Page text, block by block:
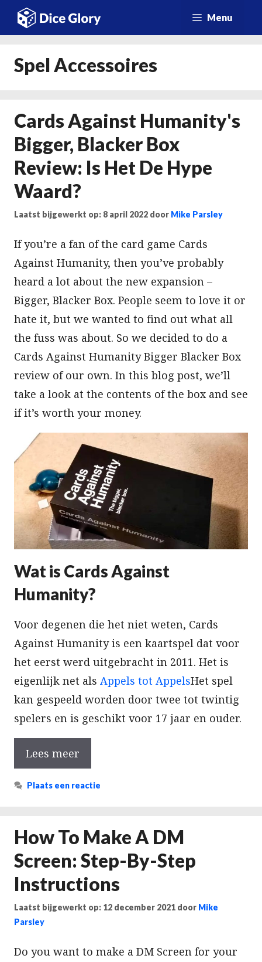
naar
inhoud
Menu
Spel Accessoires
Cards Against Humanity's
Bigger, Blacker Box
Review: Is Het De Hype
Waard?
Laatst bijgewerkt op: 8 april 2022 door Mike Parsley
If you’re a fan of the card game Cards
Against Humanity, then you’ve probably
heard a lot about the new expansion –
Bigger, Blacker Box. People seem to love it or
hate it, but we wanted to find out what all
the fuss was about. So we decided to do a
Cards Against Humanity Bigger Blacker Box
review of our own. In this blog post, we’ll
take a look at the contents of the box and see
if it’s worth your money.
Wat is Cards Against
Humanity?
Voor degenen die het niet weten, Cards
Against Humanity is een kaartspel dat voor
het eerst werd uitgebracht in 2011. Het is
eigenlijk net als Appels tot AppelsHet spel
kan gespeeld worden door twee tot twintig
spelers en is geschikt voor 17 jaar en ouder.
Lees meer
Plaats een reactie
How To Make A DM
Screen: Step-By-Step
Instructions
Laatst bijgewerkt op: 12 december 2021 door Mike
Parsley
Do you want to make a DM Screen for your